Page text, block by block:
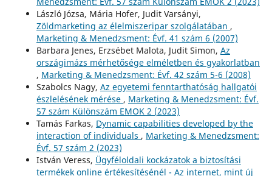
László Józsa, Mária Hofer, Judit Varsányi,
Zöldmarketing az élelmiszeripar szolgálatában ,
Marketing & Menedzsment: Évf. 41 szám 6 (2007)
Barbara Jenes, Erzsébet Malota, Judit Simon, Az
országimázs mérhetősége elméletben és gyakorlatban
, Marketing & Menedzsment: Évf. 42 szám 5-6 (2008)
Szabolcs Nagy, Az egyetemi fenntarthatóság hallgatói
észlelésének mérése , Marketing & Menedzsment: Évf.
57 szám Különszám EMOK 2 (2023)
Tamás Farkas, Dynamic capabilities developed by the
interaction of individuals , Marketing & Menedzsment:
Évf. 57 szám 2 (2023)
István Veress, Ügyféloldali kockázatok a biztosítási
termékek online értékesítésénél - Az internet, mint új